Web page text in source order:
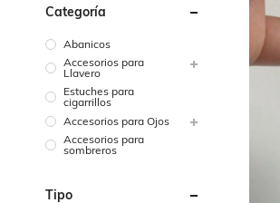
Categoría
Abanicos
Accesorios para
Llavero
Estuches para
cigarrillos
Accesorios para Ojos
Accesorios para
sombreros
Tipo